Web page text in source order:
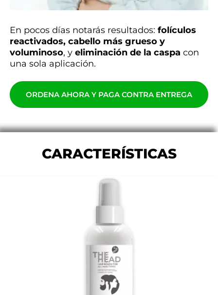
En pocos días notarás resultados: folículos
reactivados, cabello más grueso y
voluminoso, y eliminación de la caspa con
una sola aplicación.
ORDENA AHORA Y PAGA CONTRA ENTREGA
CARACTERÍSTICAS